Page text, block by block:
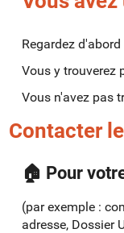
Regardez
Vous y trouverez
Vous n'avez pas
Contacter
🏠 Pour
(par exemple :
adresse, Dossier